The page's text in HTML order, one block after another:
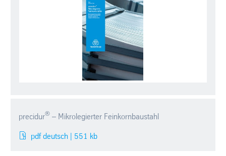
precidur® – Mikrolegierter Feinkornbaustahl
pdf deutsch | 551 kb